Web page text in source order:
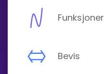
Funksjoner
Bevis